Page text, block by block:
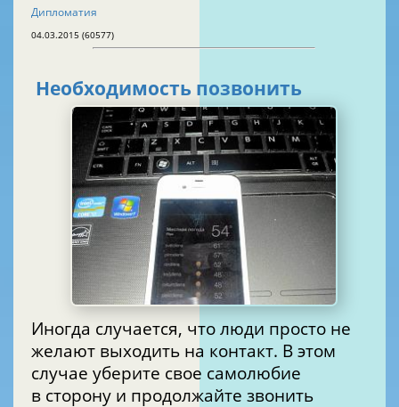
Дипломатия
04.03.2015 (60577)
Необходимость позвонить
Иногда случается, что люди просто не
желают выходить на контакт. В этом
случае уберите свое самолюбие
в сторону и продолжайте звонить